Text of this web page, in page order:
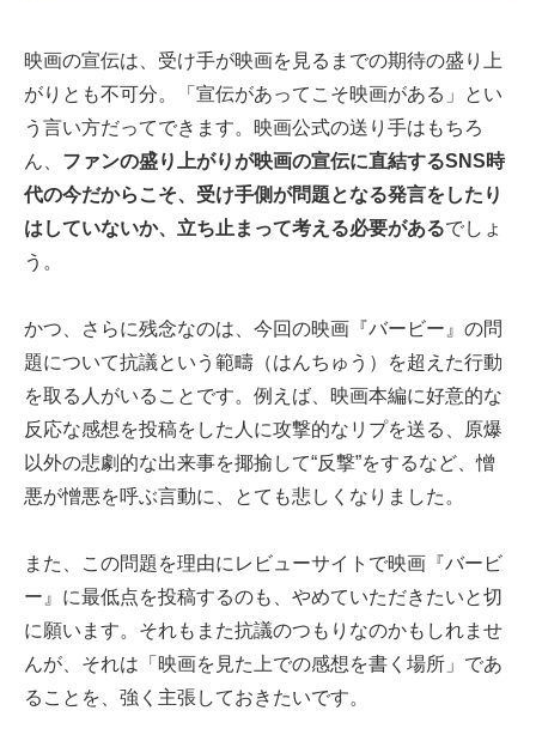
映画の宣伝は、受け手が映画を見るまでの期待の盛り上
がりとも不可分。「宣伝があってこそ映画がある」とい
う言い方だってできます。映画公式の送り手はもちろ
ん、 ファンの盛り上がりが映画の宣伝に直結するSNS時
代の今だからこそ、受け手側が問題となる発言をしたり
はしていないか、立ち止まって考える必要があるでしょ
う。
かつ、さらに残念なのは、今回の映画『バービー』の問
題について抗議という範疇（はんちゅう）を超えた行動
を取る人がいることです。例えば、映画本編に好意的な
反応な感想を投稿をした人に攻撃的なリプを送る、原爆
以外の悲劇的な出来事を揶揄して“反撃”をするなど、憎
悪が憎悪を呼ぶ言動に、とても悲しくなりました。
また、この問題を理由にレビューサイトで映画『バービ
ー』に最低点を投稿するのも、やめていただきたいと切
に願います。それもまた抗議のつもりなのかもしれませ
んが、それは「映画を見た上での感想を書く場所」であ
ることを、強く主張しておきたいです。